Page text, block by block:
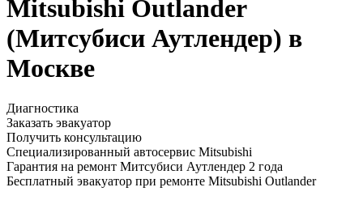
Mitsubishi Outlander
(Митсубиси Аутлендер) в
Москве
Диагностика
Заказать эвакуатор
Получить консультацию
Специализированный автосервис Mitsubishi
Гарантия на ремонт Митсубиси Аутлендер 2 года
Бесплатный эвакуатор при ремонте Mitsubishi Outlander